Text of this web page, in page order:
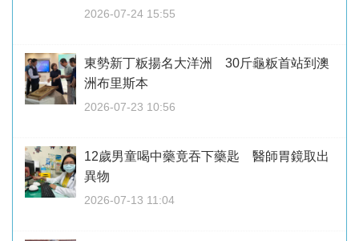
2026-07-24 15:55
東勢新丁粄揚名大洋洲 30斤龜粄首站到澳
洲布里斯本
2026-07-23 10:56
12歲男童喝中藥竟吞下藥匙 醫師胃鏡取出
異物
2026-07-13 11:04